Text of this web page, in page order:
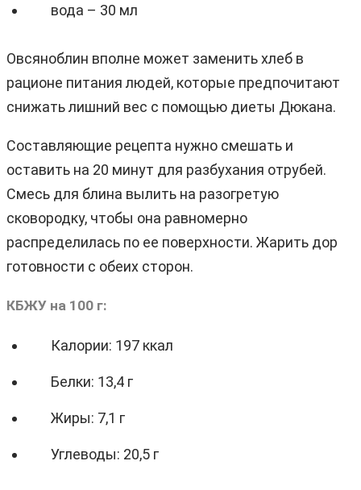
вода – 30 мл
Овсяноблин вполне может заменить хлеб в
рационе питания людей, которые предпочитают
снижать лишний вес с помощью диеты Дюкана.
Составляющие рецепта нужно смешать и
оставить на 20 минут для разбухания отрубей.
Смесь для блина вылить на разогретую
сковородку, чтобы она равномерно
распределилась по ее поверхности. Жарить дор
готовности с обеих сторон.
КБЖУ на 100 г:
Калории: 197 ккал
Белки: 13,4 г
Жиры: 7,1 г
Углеводы: 20,5 г